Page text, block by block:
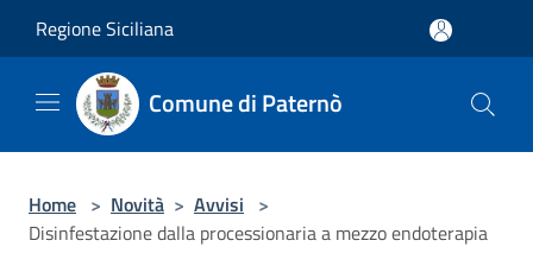
Regione Siciliana
Comune di Paternò
Home > Novità > Avvisi >
Disinfestazione dalla processionaria a mezzo endoterapia